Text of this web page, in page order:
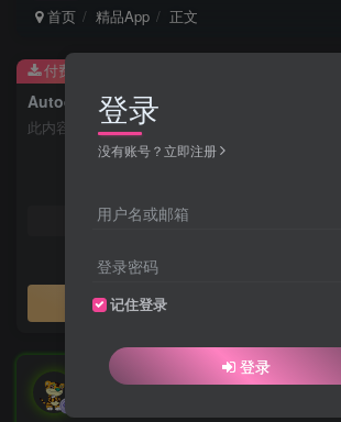
首页 精品App 正文
此内容为付费资源，请付费后查看
月度会员免费
您暂无购买
付费资源
勇敢的大野狼
登录
没有账号？立即注册
用户名或邮箱
登录密码
记住登录
登录